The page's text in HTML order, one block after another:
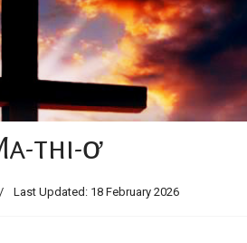
thi-ơ
Last Updated: 18 February 2026